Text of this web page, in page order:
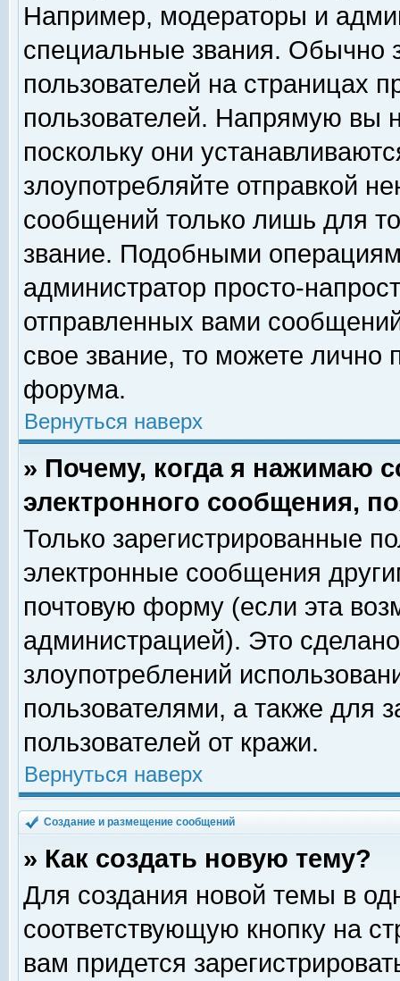
Например, модераторы и
специальные звания. Обычно
пользователей на страницах
пользователей. Напрямую вы
поскольку они
злоупотребляйте отправкой
сообщений только лишь для
звание. Подобными
администратор просто-
отправленных вами
свое звание, то можете лично
форума.
Вернуться наверх
» Почему, когда я нажимаю
электронного сообщения,
Только зарегистрированные
электронные сообщения
почтовую форму (если эта
администрацией). Это
злоупотреблений
пользователями, а также для
пользователей от кражи.
Вернуться наверх
Создание и размещение сообщений
» Как создать новую тему?
Для создания новой темы в
соответствующую кнопку на
вам придется